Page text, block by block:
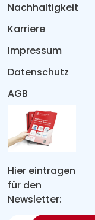
Hier eintragen
für den
Newsletter:
Nachhaltigkeit
Karriere
Impressum
Datenschutz
AGB